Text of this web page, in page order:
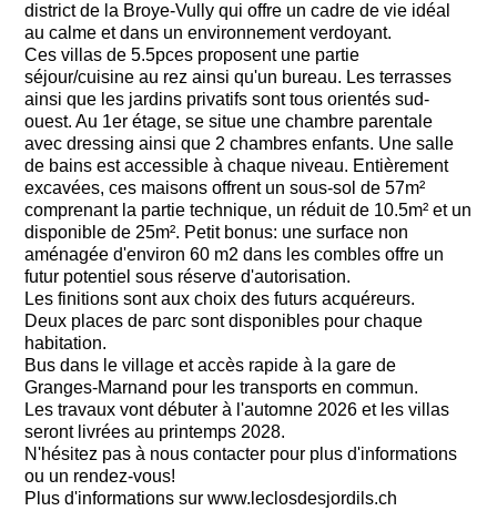
district de la Broye-Vully qui offre un cadre de vie idéal
au calme et dans un environnement verdoyant.
Ces villas de 5.5pces proposent une partie
séjour/cuisine au rez ainsi qu'un bureau. Les terrasses
ainsi que les jardins privatifs sont tous orientés sud-
ouest. Au 1er étage, se situe une chambre parentale
avec dressing ainsi que 2 chambres enfants. Une salle
de bains est accessible à chaque niveau. Entièrement
excavées, ces maisons offrent un sous-sol de 57m²
comprenant la partie technique, un réduit de 10.5m² et un
disponible de 25m². Petit bonus: une surface non
aménagée d'environ 60 m2 dans les combles offre un
futur potentiel sous réserve d'autorisation.
Les finitions sont aux choix des futurs acquéreurs.
Deux places de parc sont disponibles pour chaque
habitation.
Bus dans le village et accès rapide à la gare de
Granges-Marnand pour les transports en commun.
Les travaux vont débuter à l'automne 2026 et les villas
seront livrées au printemps 2028.
N'hésitez pas à nous contacter pour plus d'informations
ou un rendez-vous!
Plus d'informations sur www.leclosdesjordils.ch